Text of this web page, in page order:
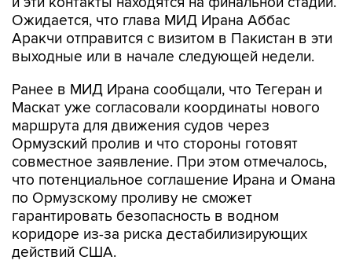
Ожидается, что глава МИД Ирана Аббас
Аракчи отправится с визитом в Пакистан в эти
выходные или в начале следующей недели.
Ранее в МИД Ирана сообщали, что Тегеран и
Маскат уже согласовали координаты нового
маршрута для движения судов через
Ормузский пролив и что стороны готовят
совместное заявление. При этом отмечалось,
что потенциальное соглашение Ирана и Омана
по Ормузскому проливу не сможет
гарантировать безопасность в водном
коридоре из-за риска дестабилизирующих
действий США.